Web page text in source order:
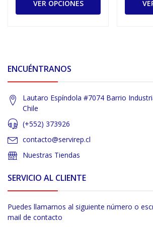
VER OPCIONES
ENCUÉNTRANOS
Lautaro Espíndola #7074 Barrio
Chile
(+552) 373926
contacto@servirep.cl
Nuestras Tiendas
SERVICIO AL CLIENTE
Puedes llamarnos al siguiente número o
mail de contacto